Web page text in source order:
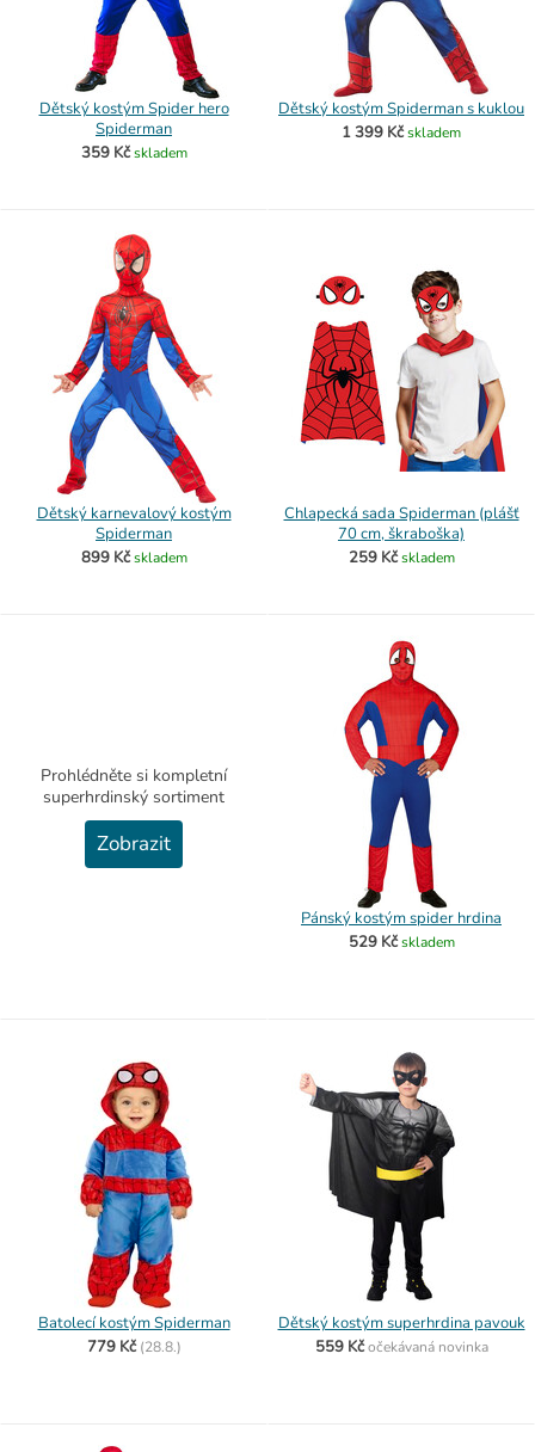
Dětský kostým Spider hero
Spiderman
359 Kč skladem
Dětský kostým Spiderman s kuklou
1 399 Kčskladem
Dětský karnevalový kostým
Spiderman
899 Kč skladem
Chlapecká sada Spiderman (plášť
70 cm, škraboška)
259 Kč skladem
Prohlédněte si kompletní
superhrdinský sortiment
Zobrazit
Pánský kostým spider hrdina
529 Kč skladem
Batolecí kostým Spiderman
779 Kč (28.8.)
Dětský kostým superhrdina pavouk
559 Kč očekávaná novinka